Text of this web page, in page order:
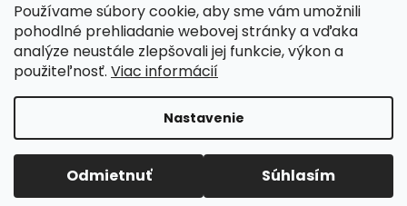
Používame súbory cookie, aby sme vám umožnili
pohodlné prehliadanie webovej stránky a vďaka
analýze neustále zlepšovali jej funkcie, výkon a
použiteľnosť. Viac informácií
Nastavenie
Odmietnuť Súhlasím
Copyright 2026BTPS.sk. Všetky práva vyhradené.Upraviť
nastavenie cookies